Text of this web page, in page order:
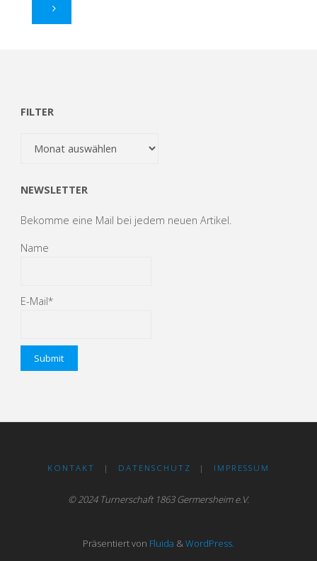
"Erfolgreiches
FILTER
NEWSLETTER
Bekomme eine Mail bei jedem neuen Artikel.
Name
E-Mail*
KONTAKT | DATENSCHUTZ | IMPRESSUM
© 2024 Turnerschaft 1863 Germersheim e.V.
Präsentiert von Fluida &WordPress.